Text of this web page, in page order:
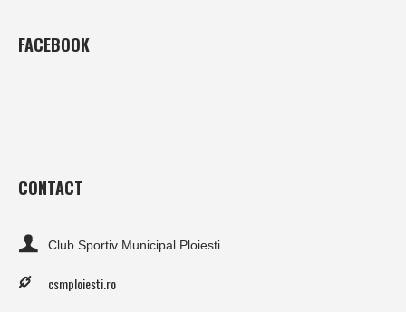
FACEBOOK
CONTACT
Club Sportiv Municipal Ploiesti
csmploiesti.ro